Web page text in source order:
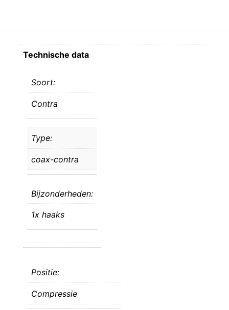
Technische data
Soort:
Contra
Type:
coax-contra
Bijzonderheden:
1x haaks
Positie:
Compressie